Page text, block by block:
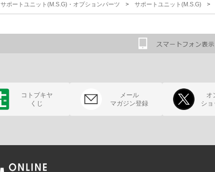
サポートユニット(M.S.G)・オプションパーツ ＞ サポートユニット(M.S.G) ＞
コトブキヤ
くじ
メール
マガジン登録
オ
シ